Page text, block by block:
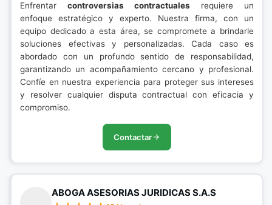
Enfrentar controversias contractuales requiere un
enfoque estratégico y experto. Nuestra firma, con un
equipo dedicado a esta área, se compromete a brindarle
soluciones efectivas y personalizadas. Cada caso es
abordado con un profundo sentido de responsabilidad,
garantizando un acompañamiento cercano y profesional.
Confíe en nuestra experiencia para proteger sus intereses
y resolver cualquier disputa contractual con eficacia y
compromiso.
Contactar
ABOGA ASESORIAS JURIDICAS S.A.S